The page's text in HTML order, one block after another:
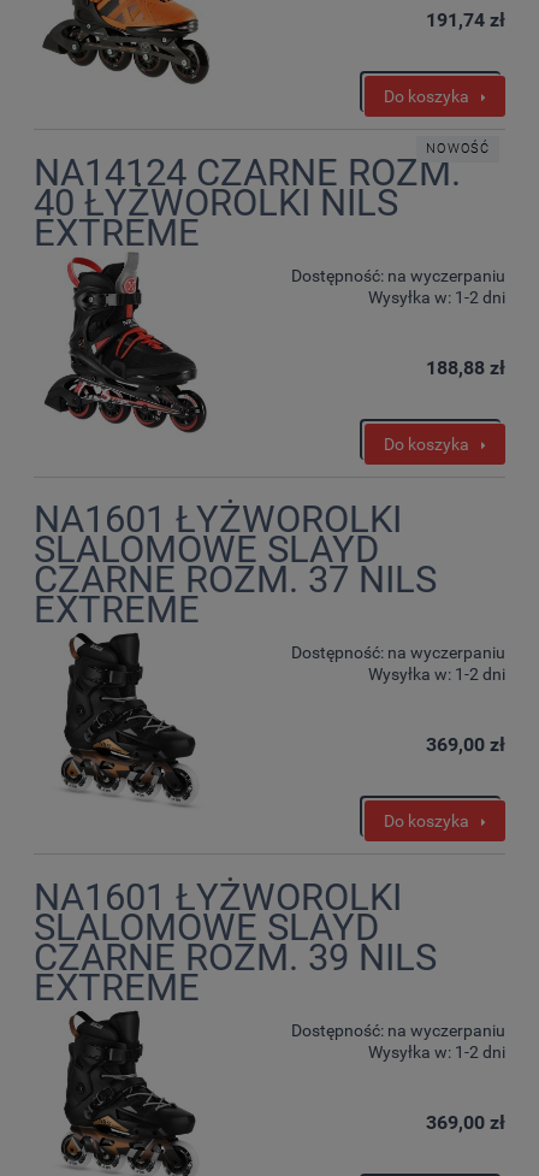
191,74 zł
Do koszyka
NA14124 CZARNE ROZM.
40 ŁYŻWOROLKI NILS
EXTREME
Dostępność: na wyczerpaniu
Wysyłka w: 1-2 dni
188,88 zł
Do koszyka
NOWOŚĆ
NA1601 ŁYŻWOROLKI
SLALOMOWE SLAYD
CZARNE ROZM. 37 NILS
EXTREME
Dostępność: na wyczerpaniu
Wysyłka w: 1-2 dni
369,00 zł
Do koszyka
NA1601 ŁYŻWOROLKI
SLALOMOWE SLAYD
CZARNE ROZM. 39 NILS
EXTREME
Dostępność: na wyczerpaniu
Wysyłka w: 1-2 dni
369,00 zł